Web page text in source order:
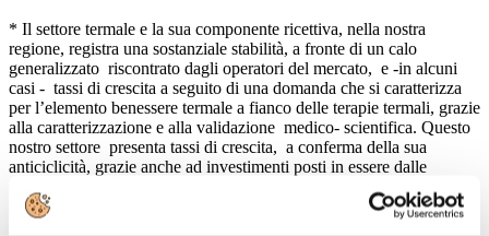
* Il settore termale e la sua componente ricettiva, nella nostra
regione, registra una sostanziale stabilità, a fronte di un calo
generalizzato riscontrato dagli operatori del mercato, e -in alcuni
casi - tassi di crescita a seguito di una domanda che si caratterizza
per l’elemento benessere termale a fianco delle terapie termali, grazie
alla caratterizzazione e alla validazione medico- scientifica. Questo
nostro settore presenta tassi di crescita, a conferma della sua
anticiclicità, grazie anche ad investimenti posti in essere dalle
servizi offerti;
* Gli investimenti hanno riguardato, oltre la parte infrastrutturale, un